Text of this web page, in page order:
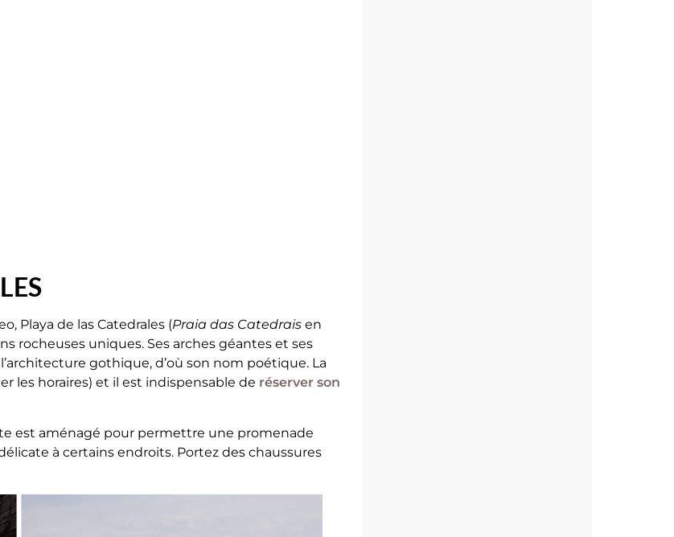
Playa de las Catedrales (Praia das Catedrais en
rocheuses uniques. Ses arches géantes et ses
gothique, d’où son nom poétique. La
les horaires) et il est indispensable de réserver son
est aménagé pour permettre une promenade
à certains endroits. Portez des chaussures